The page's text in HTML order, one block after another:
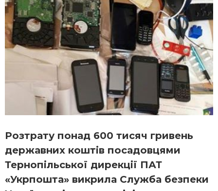
Розтрату понад 600 тисяч гривень
державних коштів посадовцями
Тернопільської дирекції ПАТ
«Укрпошта» викрила Служба безпеки